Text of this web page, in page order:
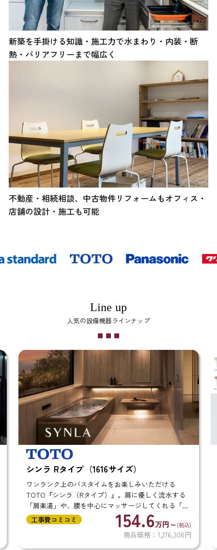
新築を手掛ける知識・施工力で水まわり・内装・断
熱・バリアフリーまで幅広く
不動産・相続相談、中古物件リフォームもオフィス・
店舗の設計・施工も可能
Line up
人気の設備機器ラインナップ
シンラ Rタイプ（1616サイズ）
ワンランク上のバスタイムをお楽しみいただける
TOTO『シンラ（Rタイプ）』。肩に優しく流水する
「肩楽湯」や、腰を中心にマッサージしてくれる「腰
楽湯」機能を搭載したラグジュアリーな浴室です。 ま
た、冬も冷たくなりにくい「ほっカラリ床」や...
工事費コミコミ 154.6万円～(税込)
商品価格：1,276,308円